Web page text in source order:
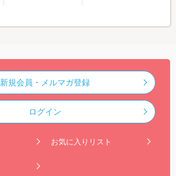
新規会員・メルマガ登録
ログイン
お気に入りリスト